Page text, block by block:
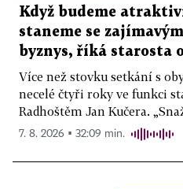
Když budeme
staneme se
byznys, říká starosta
Více než stovku setkání s
necelé čtyři roky ve funkci
Radhoštěm Jan Kučera.
7. 8. 2026 ▪ 32:09 min.